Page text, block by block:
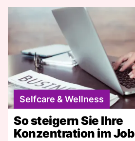
Selfcare & Wellness
So steigern Sie Ihre
Konzentration im Job